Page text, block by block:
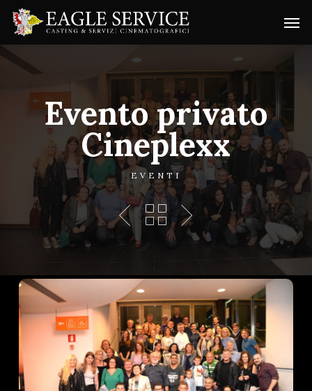
Skip
main
content
Evento privato
Cineplexx
EVENTI